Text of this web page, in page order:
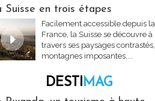
Suisse en trois étapes
Facilement accessible depuis la
France, la Suisse se découvre à
travers ses paysages contrastés,
montagnes imposantes,...
DESTIMAG